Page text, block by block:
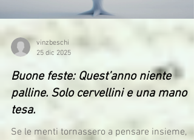
vinzbeschi
25 dic 2025
Buone feste: Quest’anno niente
palline. Solo cervellini e una mano
tesa.
Se le menti tornassero a pensare insieme,